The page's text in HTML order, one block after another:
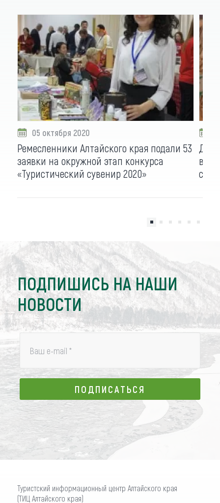
05 октября 2020
Ремесленники Алтайского края подали 53
заявки на окружной этап конкурса
«Туристический сувенир 2020»
До
ПОДПИШИСЬ НА НАШИ
НОВОСТИ
Ваш e-mail *
ПОДПИСАТЬСЯ
ПОДПИСАТЬСЯ
Туристский информационный центр Алтайского края
(ТИЦ Алтайского края)